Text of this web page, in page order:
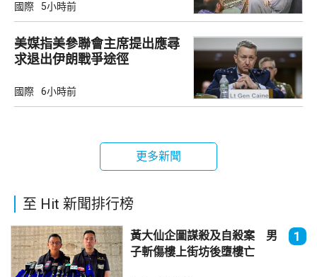
國際 5小時前
美媒指美參聯會主席提出應尋
求退出伊朗戰爭途徑
國際 6小時前
更多新聞
至 Hit 新聞排行榜
黃大仙企圖謀殺及自殺案 男
子斬傷樓上街坊後墮樓亡
1